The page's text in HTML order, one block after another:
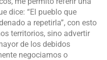
dice: “El pueblo que
a repetirla”, con esto
territorios, sino advertir
de los debidos
negociamos o